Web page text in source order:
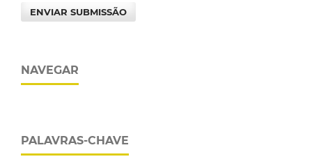
ENVIAR SUBMISSÃO
NAVEGAR
PALAVRAS-CHAVE